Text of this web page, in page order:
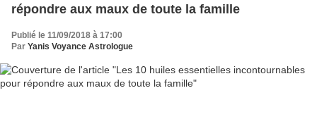
répondre aux maux de toute la famille
Publié le 11/09/2018 à 17:00
Par Yanis Voyance Astrologue